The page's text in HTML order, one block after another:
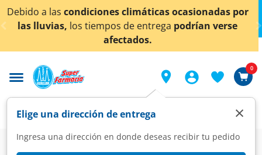
< div class="carousel-inner">
climáticas ocasionadas por
de entrega podrían verse
¡Ahora también en
Elige una dirección de entrega
Ingresa una dirección en donde deseas recibir tu pedido
×
0
Farmacia Dermatología Dermatología Especializada